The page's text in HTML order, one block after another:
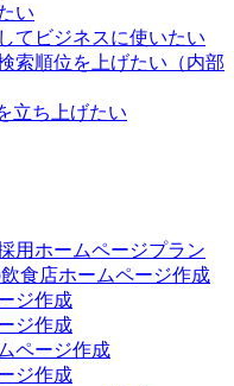
い
てビジネスに使いたい
索順位を上げたい（内部
立ち上げたい
用ホームページプラン
食店ホームページ作成
ジ作成
ジ作成
ページ作成
ジ作成